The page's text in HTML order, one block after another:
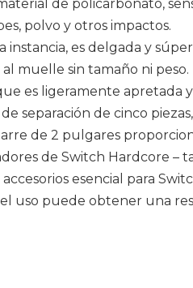
de policarbonato,
polvo y otros impactos.
es delgada y
muelle sin tamaño ni
es ligeramente apretada
separación de cinco
de 2 pulgares
de Switch Hardcore –
esencial para
uso puede obtener una